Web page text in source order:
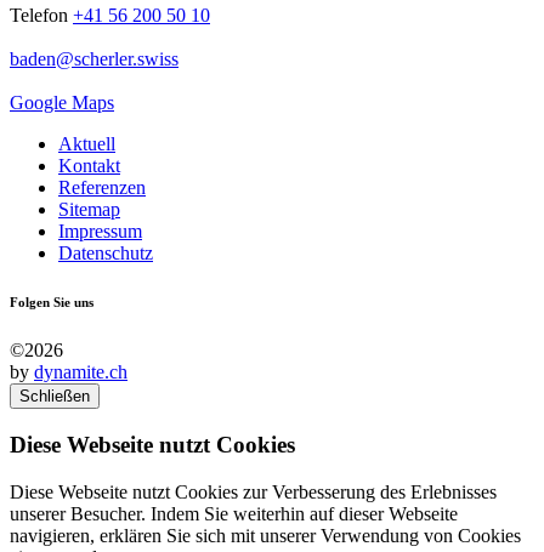
Telefon +41 56 200 50 10
baden@scherler.swiss
Google Maps
Aktuell
Kontakt
Referenzen
Sitemap
Impressum
Datenschutz
Folgen Sie uns
©2026
by dynamite.ch
Schließen
Diese Webseite nutzt Cookies
Diese Webseite nutzt Cookies zur Verbesserung des Erlebnisses
unserer Besucher. Indem Sie weiterhin auf dieser Webseite
navigieren, erklären Sie sich mit unserer Verwendung von Cookies